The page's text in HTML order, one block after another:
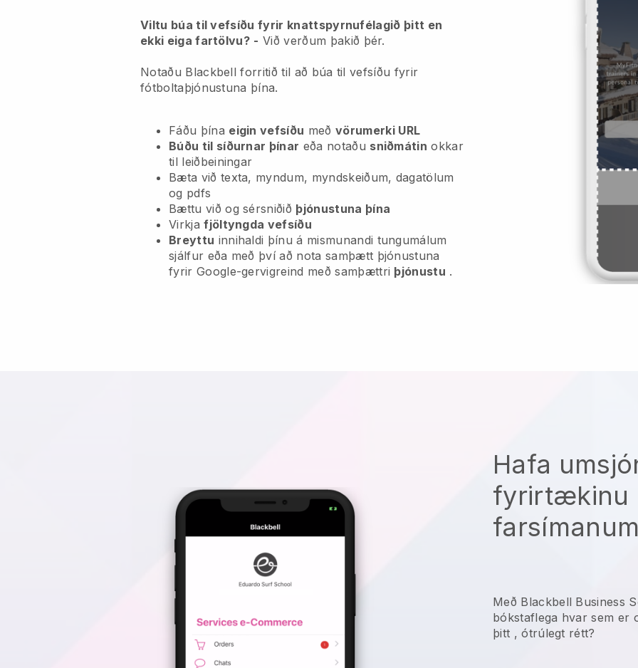
Viltu búa til vefsíðu fyrir knattspyrnufélagið þitt en
ekki eiga fartölvu? - Við verðum þakið þér.
Notaðu Blackbell forritið til að búa til vefsíðu fyrir
fótboltaþjónustuna þína.
Fáðu þína eigin vefsíðu með vörumerki URL
Búðu til síðurnar þínar eða notaðu sniðmátin okkar
til leiðbeiningar
Bæta við texta, myndum, myndskeiðum, dagatölum
og pdfs
Bættu við og sérsniðið þjónustuna þína
Virkjafjöltyngda vefsíðu
Breyttu innihaldi þínu á mismunandi tungumálum
sjálfur eða með því að nota samþætt þjónustuna
fyrir Google-gervigreind með samþættri þjónustu .
Hafa
fyrirtækinu
Með Blackbell Business
bókstaflega hvar sem er
þitt , ótrúlegt rétt?